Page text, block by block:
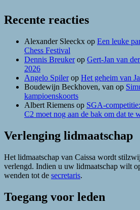
Recente reacties
Alexander Sleeckx op Een leuke
Chess Festival
Dennis Breukerop Gert-Jan van
2026
Angelo Spilerop Het geheim van
Boudewijn Beckhoven, van op
kampioenskoorts
Albert Riemens op SGA-
C2 moet nog aan de bak om dat te
Verlenging lidmaatschap
Het lidmaatschap van Caissa wordt
verlengd. Indien u uw lidmaatschap wilt
wenden tot de secretaris.
Toegang voor leden